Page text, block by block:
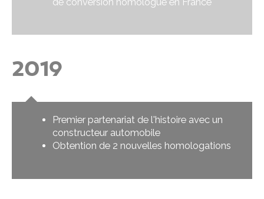
2019
Premier partenariat de l'histoire avec un
constructeur automobile
Obtention de 2 nouvelles homologations